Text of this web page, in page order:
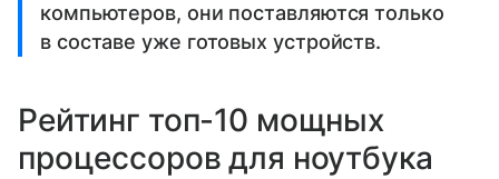
компьютеров, они поставляются только
в составе уже готовых устройств.
Рейтинг топ-10 мощных
процессоров для ноутбука